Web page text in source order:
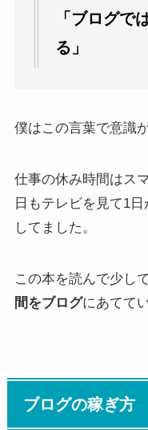
「ブログで
る」
僕はこの言葉で意識
仕事の休み時間はス
日もテレビを見て1
してました。
この本を読んで少し
間をブログにあてて
ブログの稼ぎ方